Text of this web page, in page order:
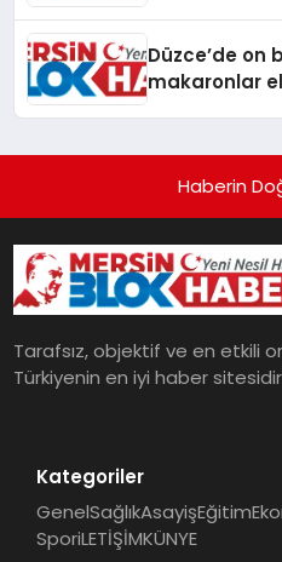
Düzce’de on
makaronlar
Haberin
Tarafsız, objektif ve en etkili
Türkiyenin en iyi haber
Kategoriler
GenelSağlıkAsayişEğitim
SporiLETİŞİMKÜNYE